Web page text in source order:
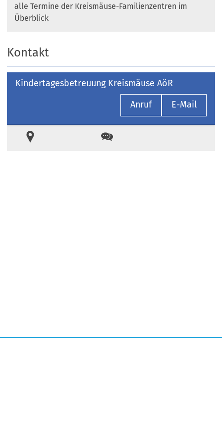
alle Termine der Kreismäuse-Familienzentren im
Überblick
Kontakt
Kindertagesbetreuung Kreismäuse AöR
Anruf
E-Mail
Kontakt